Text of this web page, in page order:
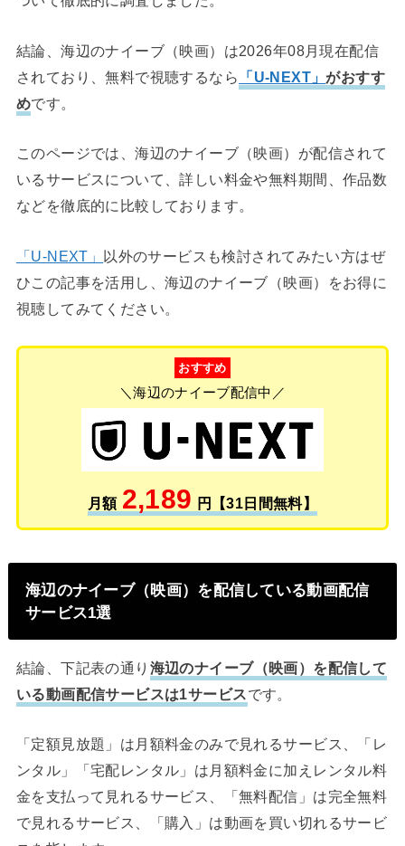
結論、海辺のナイーブ（映画）は2026年08月現在配信
されており、無料で視聴するなら
「U-NEXT」がおすす
めです。
このページでは、海辺のナイーブ（映画）が配信されて
いるサービスについて、詳しい料金や無料期間、作品数
などを徹底的に比較しております。
「U-NEXT」 以外のサービスも検討されてみたい方はぜ
ひこの記事を活用し、海辺のナイーブ（映画）をお得に
視聴してみてください。
おすすめ
＼海辺のナイーブ配信中／
月額 2,189 円【31日間無料】
海辺のナイーブ（映画）を配信している動画配信
サービス1選
結論、下記表の通り 海辺のナイーブ（映画）を配信して
いる動画配信サービスは1サービスです。
「定額見放題」は月額料金のみで見れるサービス、「レ
ンタル」「宅配レンタル」は月額料金に加えレンタル料
金を支払って見れるサービス、「無料配信」は完全無料
で見れるサービス、「購入」は動画を買い切れるサービ